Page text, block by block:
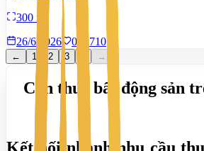
300 m²
26/6/2026
0 710
← 1 2 3 →
Cần thuê bất động sản